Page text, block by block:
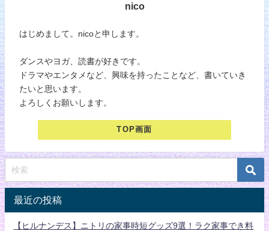
nico
はじめまして。nicoと申します。
ダンスやヨガ、読書が好きです。
ドラマやエンタメなど、興味を持ったことなど、書いていき
たいと思います。
よろしくお願いします。
TOP画面
最近の投稿
【ヒルナンデス】ニトリの家事時短グッズ9選！ラク家事でき料